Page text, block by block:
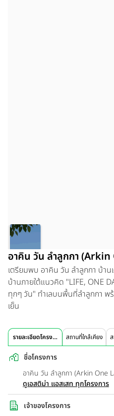
อาคิน วัน ลำลูกกา
เตรียมพบ อาคิน วัน ลำลูกกา บ้า
บ้านภายใต้แนวคิด "LIFE, ONE
ทุกๆ วัน" ทำเลบนพื้นที่ลำลูกกา พ
เย็น
รายละเอียดโครงการ สถานที่ใกล้เคียง
ชื่อโครงการ
อาคิน วัน ลำลูกกา (Arkin One
ดูเอสติม่า แอสเสท ทุกโครงการ
เจ้าของโครงการ